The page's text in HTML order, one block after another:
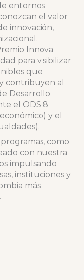
entornos
el valor
innovación,
Innova
para visibilizar
que
contribuyen al
Desarrollo
el ODS 8
y el
como
con nuestra
impulsando
instituciones y
más